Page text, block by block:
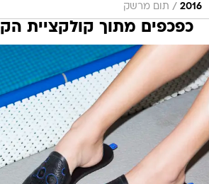
2016
/ תום מרשק
כפכפים מתוך קולקציית